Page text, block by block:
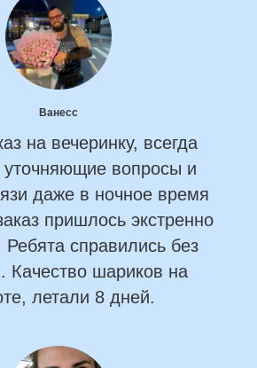
Ванесс
на вечеринку, всегда
уточняющие вопросы и
даже в ночное время
пришлось экстренно
Ребята справились без
Качество шариков на
летали 8 дней.